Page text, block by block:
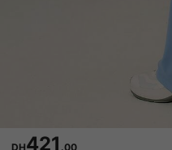
DH421 .00